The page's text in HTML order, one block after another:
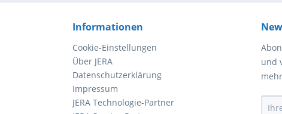
Informationen
Cookie-Einstellungen
Über JERA
Datenschutzerklärung
Impressum
JERA Technologie-Partner
und